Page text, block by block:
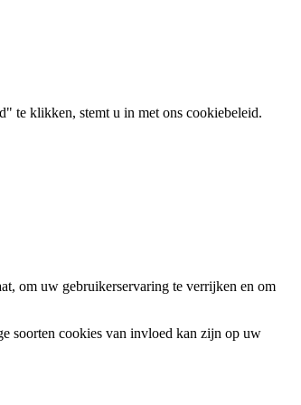
te klikken, stemt u in met ons cookiebeleid.
om uw gebruikerservaring te verrijken en om
soorten cookies van invloed kan zijn op uw